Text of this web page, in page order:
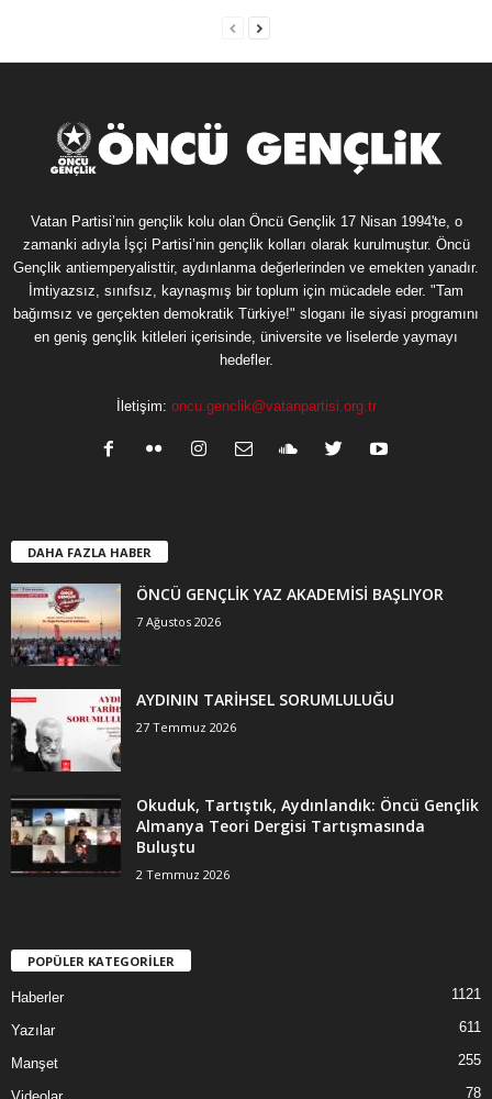
Vatan Partisi’nin gençlik kolu olan Öncü Gençlik 17 Nisan 1994'te, o
zamanki adıyla İşçi Partisi’nin gençlik kolları olarak kurulmuştur. Öncü
Gençlik antiemperyalisttir, aydınlanma değerlerinden ve emekten yanadır.
İmtiyazsız, sınıfsız, kaynaşmış bir toplum için mücadele eder. "Tam
bağımsız ve gerçekten demokratik Türkiye!" sloganı ile siyasi programını
en geniş gençlik kitleleri içerisinde, üniversite ve liselerde yaymayı
hedefler.
İletişim: oncu.genclik@vatanpartisi.org.tr
DAHA FAZLA HABER
ÖNCÜ GENÇLİK YAZ AKADEMİSİ BAŞLIYOR
7 Ağustos 2026
AYDININ TARİHSEL SORUMLULUĞU
27 Temmuz 2026
Okuduk, Tartıştık, Aydınlandık: Öncü Gençlik
Almanya Teori Dergisi Tartışmasında
Buluştu
2 Temmuz 2026
POPÜLER KATEGORİLER
Haberler 1121
Yazılar 611
Manşet 255
78